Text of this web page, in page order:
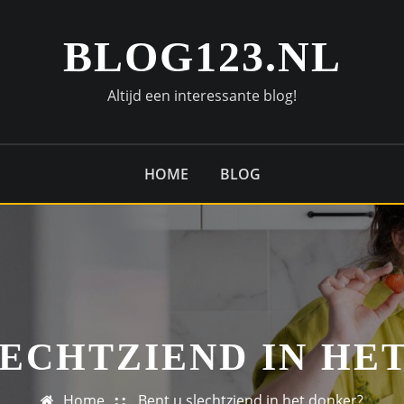
BLOG123.NL
Altijd een interessante blog!
HOME BLOG
IN